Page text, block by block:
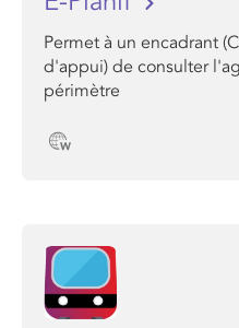
Permet à un encadrant
d'appui) de consulter
périmètre